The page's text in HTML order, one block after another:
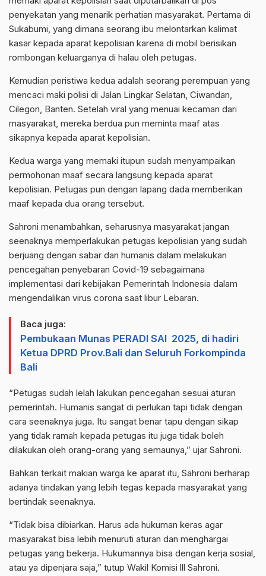
penyekatan yang menarik perhatian masyarakat. Pertama di
Sukabumi, yang dimana seorang ibu melontarkan kalimat
kasar kepada aparat kepolisian karena di mobil berisikan
rombongan keluarganya di halau oleh petugas.
Kemudian peristiwa kedua adalah seorang perempuan yang
mencaci maki polisi di Jalan Lingkar Selatan, Ciwandan,
Cilegon, Banten. Setelah viral yang menuai kecaman dari
masyarakat, mereka berdua pun meminta maaf atas
sikapnya kepada aparat kepolisian.
Kedua warga yang memaki itupun sudah menyampaikan
permohonan maaf secara langsung kepada aparat
kepolisian. Petugas pun dengan lapang dada memberikan
maaf kepada dua orang tersebut.
Sahroni menambahkan, seharusnya masyarakat jangan
seenaknya memperlakukan petugas kepolisian yang sudah
berjuang dengan sabar dan humanis dalam melakukan
pencegahan penyebaran Covid-19 sebagaimana
implementasi dari kebijakan Pemerintah Indonesia dalam
mengendalikan virus corona saat libur Lebaran.
Baca juga:
Pembukaan Munas PERADI SAI 2025, di hadiri
Ketua DPRD Prov.Bali dan Seluruh Forkompinda
Bali
“Petugas sudah lelah lakukan pencegahan sesuai aturan
pemerintah. Humanis sangat di perlukan tapi tidak dengan
cara seenaknya juga. Itu sangat benar tapu dengan sikap
yang tidak ramah kepada petugas itu juga tidak boleh
dilakukan oleh orang-orang yang semaunya,” ujar Sahroni.
Bahkan terkait makian warga ke aparat itu, Sahroni berharap
adanya tindakan yang lebih tegas kepada masyarakat yang
bertindak seenaknya.
“Tidak bisa dibiarkan. Harus ada hukuman keras agar
masyarakat bisa lebih menuruti aturan dan menghargai
petugas yang bekerja. Hukumannya bisa dengan kerja sosial,
atau ya dipenjara saja,” tutup Wakil Komisi lll Sahroni.